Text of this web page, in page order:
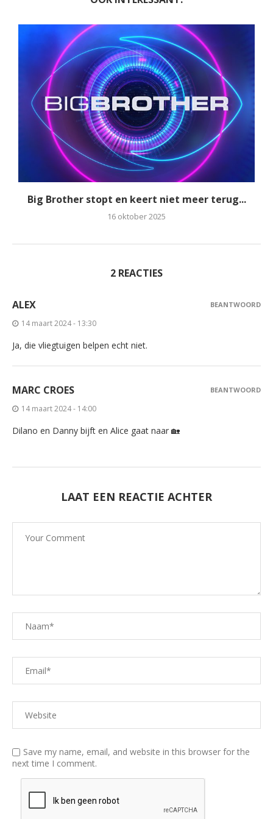
Big Brother stopt en keert niet meer terug...
16 oktober 2025
2 REACTIES
ALEX
14 maart 2024 - 13:30
Ja, die vliegtuigen belpen echt niet.
BEANTWOORD
MARC CROES
14 maart 2024 - 14:00
Dilano en Danny bijft en Alice gaat naar 🏡
BEANTWOORD
LAAT EEN REACTIE ACHTER
Save my name, email, and website in this browser for the
next time I comment.